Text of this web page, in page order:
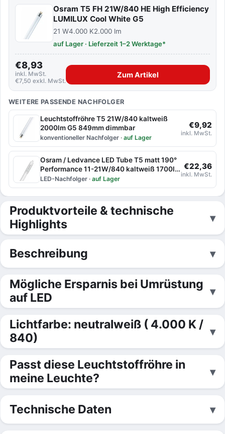
Osram T5 FH 21W/840 HE High Efficiency
LUMILUX Cool White G5
21 W4.000 K2.000 lm
auf Lager · Lieferzeit 1–2 Werktage*
€8,93
inkl. MwSt.
€7,50 exkl. MwSt.
Zum Artikel
WEITERE PASSENDE NACHFOLGER
Leuchtstoffröhre T5 21W/840 kaltweiß
2000lm G5 849mm dimmbar
konventioneller Nachfolger · auf Lager
€9,92
inkl. MwSt.
Osram / Ledvance LED Tube T5 matt 190°
Performance 11-21W/840 kaltweiß 1700lm
G5 EVG 849mm
LED-Nachfolger · auf Lager
€22,36
inkl. MwSt.
Produktvorteile & technische
Highlights
Beschreibung
Mögliche Ersparnis bei Umrüstung
auf LED
Lichtfarbe: neutralweiß ( 4.000 K /
840)
Passt diese Leuchtstoffröhre in
meine Leuchte?
Technische Daten